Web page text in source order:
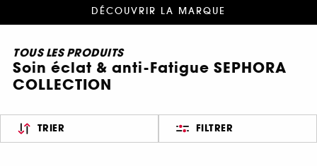
DÉCOUVRIR LA MARQUE
TOUS LES PRODUITS
Soin éclat & anti-Fatigue SEPHORA
COLLECTION
TRIER FILTRER